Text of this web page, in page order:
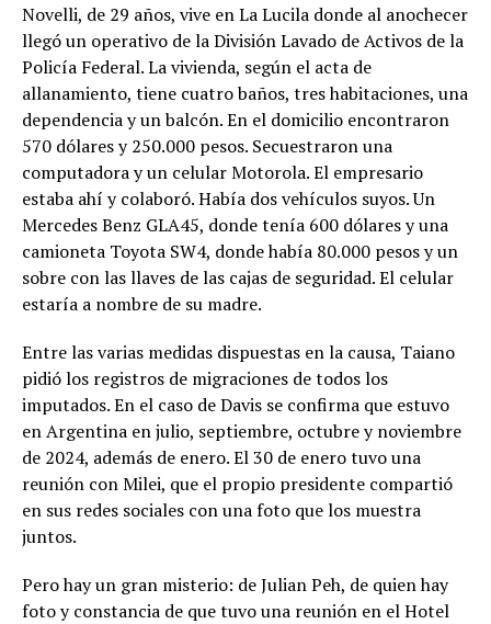
Novelli, de 29 años, vive en La Lucila donde al anochecer
llegó un operativo de la División Lavado de Activos de la
Policía Federal. La vivienda, según el acta de
allanamiento, tiene cuatro baños, tres habitaciones, una
dependencia y un balcón. En el domicilio encontraron
570 dólares y 250.000 pesos. Secuestraron una
computadora y un celular Motorola. El empresario
estaba ahí y colaboró. Había dos vehículos suyos. Un
Mercedes Benz GLA45, donde tenía 600 dólares y una
camioneta Toyota SW4, donde había 80.000 pesos y un
sobre con las llaves de las cajas de seguridad. El celular
estaría a nombre de su madre.
Entre las varias medidas dispuestas en la causa, Taiano
pidió los registros de migraciones de todos los
imputados. En el caso de Davis se confirma que estuvo
en Argentina en julio, septiembre, octubre y noviembre
de 2024, además de enero. El 30 de enero tuvo una
reunión con Milei, que el propio presidente compartió
en sus redes sociales con una foto que los muestra
juntos.
Pero hay un gran misterio: de Julian Peh, de quien hay
foto y constancia de que tuvo una reunión en el Hotel